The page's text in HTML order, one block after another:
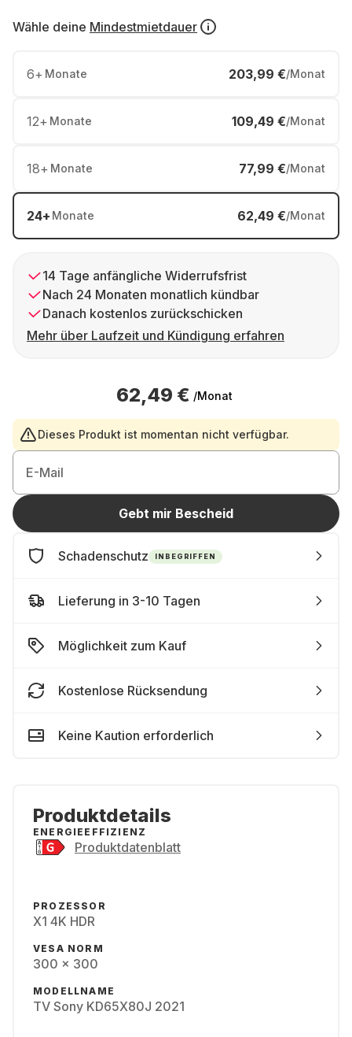
Wähle deine Mindestmietdauer
6+ Monate 203,99 €/Monat
12+ Monate 109,49 €/Monat
18+ Monate 77,99 €/Monat
24+ Monate 62,49 €/Monat
14 Tage anfängliche Widerrufsfrist
Nach 24 Monaten monatlich kündbar
Danach kostenlos zurückschicken
Mehr über Laufzeit und Kündigung erfahren
62,49 € /Monat
Dieses Produkt ist momentan nicht verfügbar.
E-Mail
Gebt mir Bescheid
Schadenschutz INBEGRIFFEN
Lieferung in 3-10 Tagen
Möglichkeit zum Kauf
Kostenlose Rücksendung
Keine Kaution erforderlich
Produktdetails
ENERGIEEFFIZIENZ
Produktdatenblatt
PROZESSOR
X1 4K HDR
VESA NORM
300 x 300
MODELLNAME
TV Sony KD65X80J 2021